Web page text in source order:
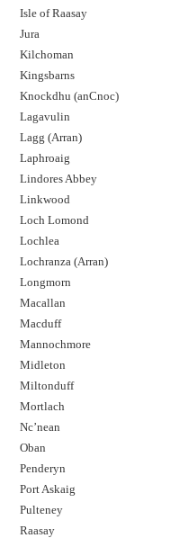
Isle of Raasay
Jura
Kilchoman
Kingsbarns
Knockdhu (anCnoc)
Lagavulin
Lagg (Arran)
Laphroaig
Lindores Abbey
Linkwood
Loch Lomond
Lochlea
Lochranza (Arran)
Longmorn
Macallan
Macduff
Mannochmore
Midleton
Miltonduff
Mortlach
Nc’nean
Oban
Penderyn
Port Askaig
Pulteney
Raasay